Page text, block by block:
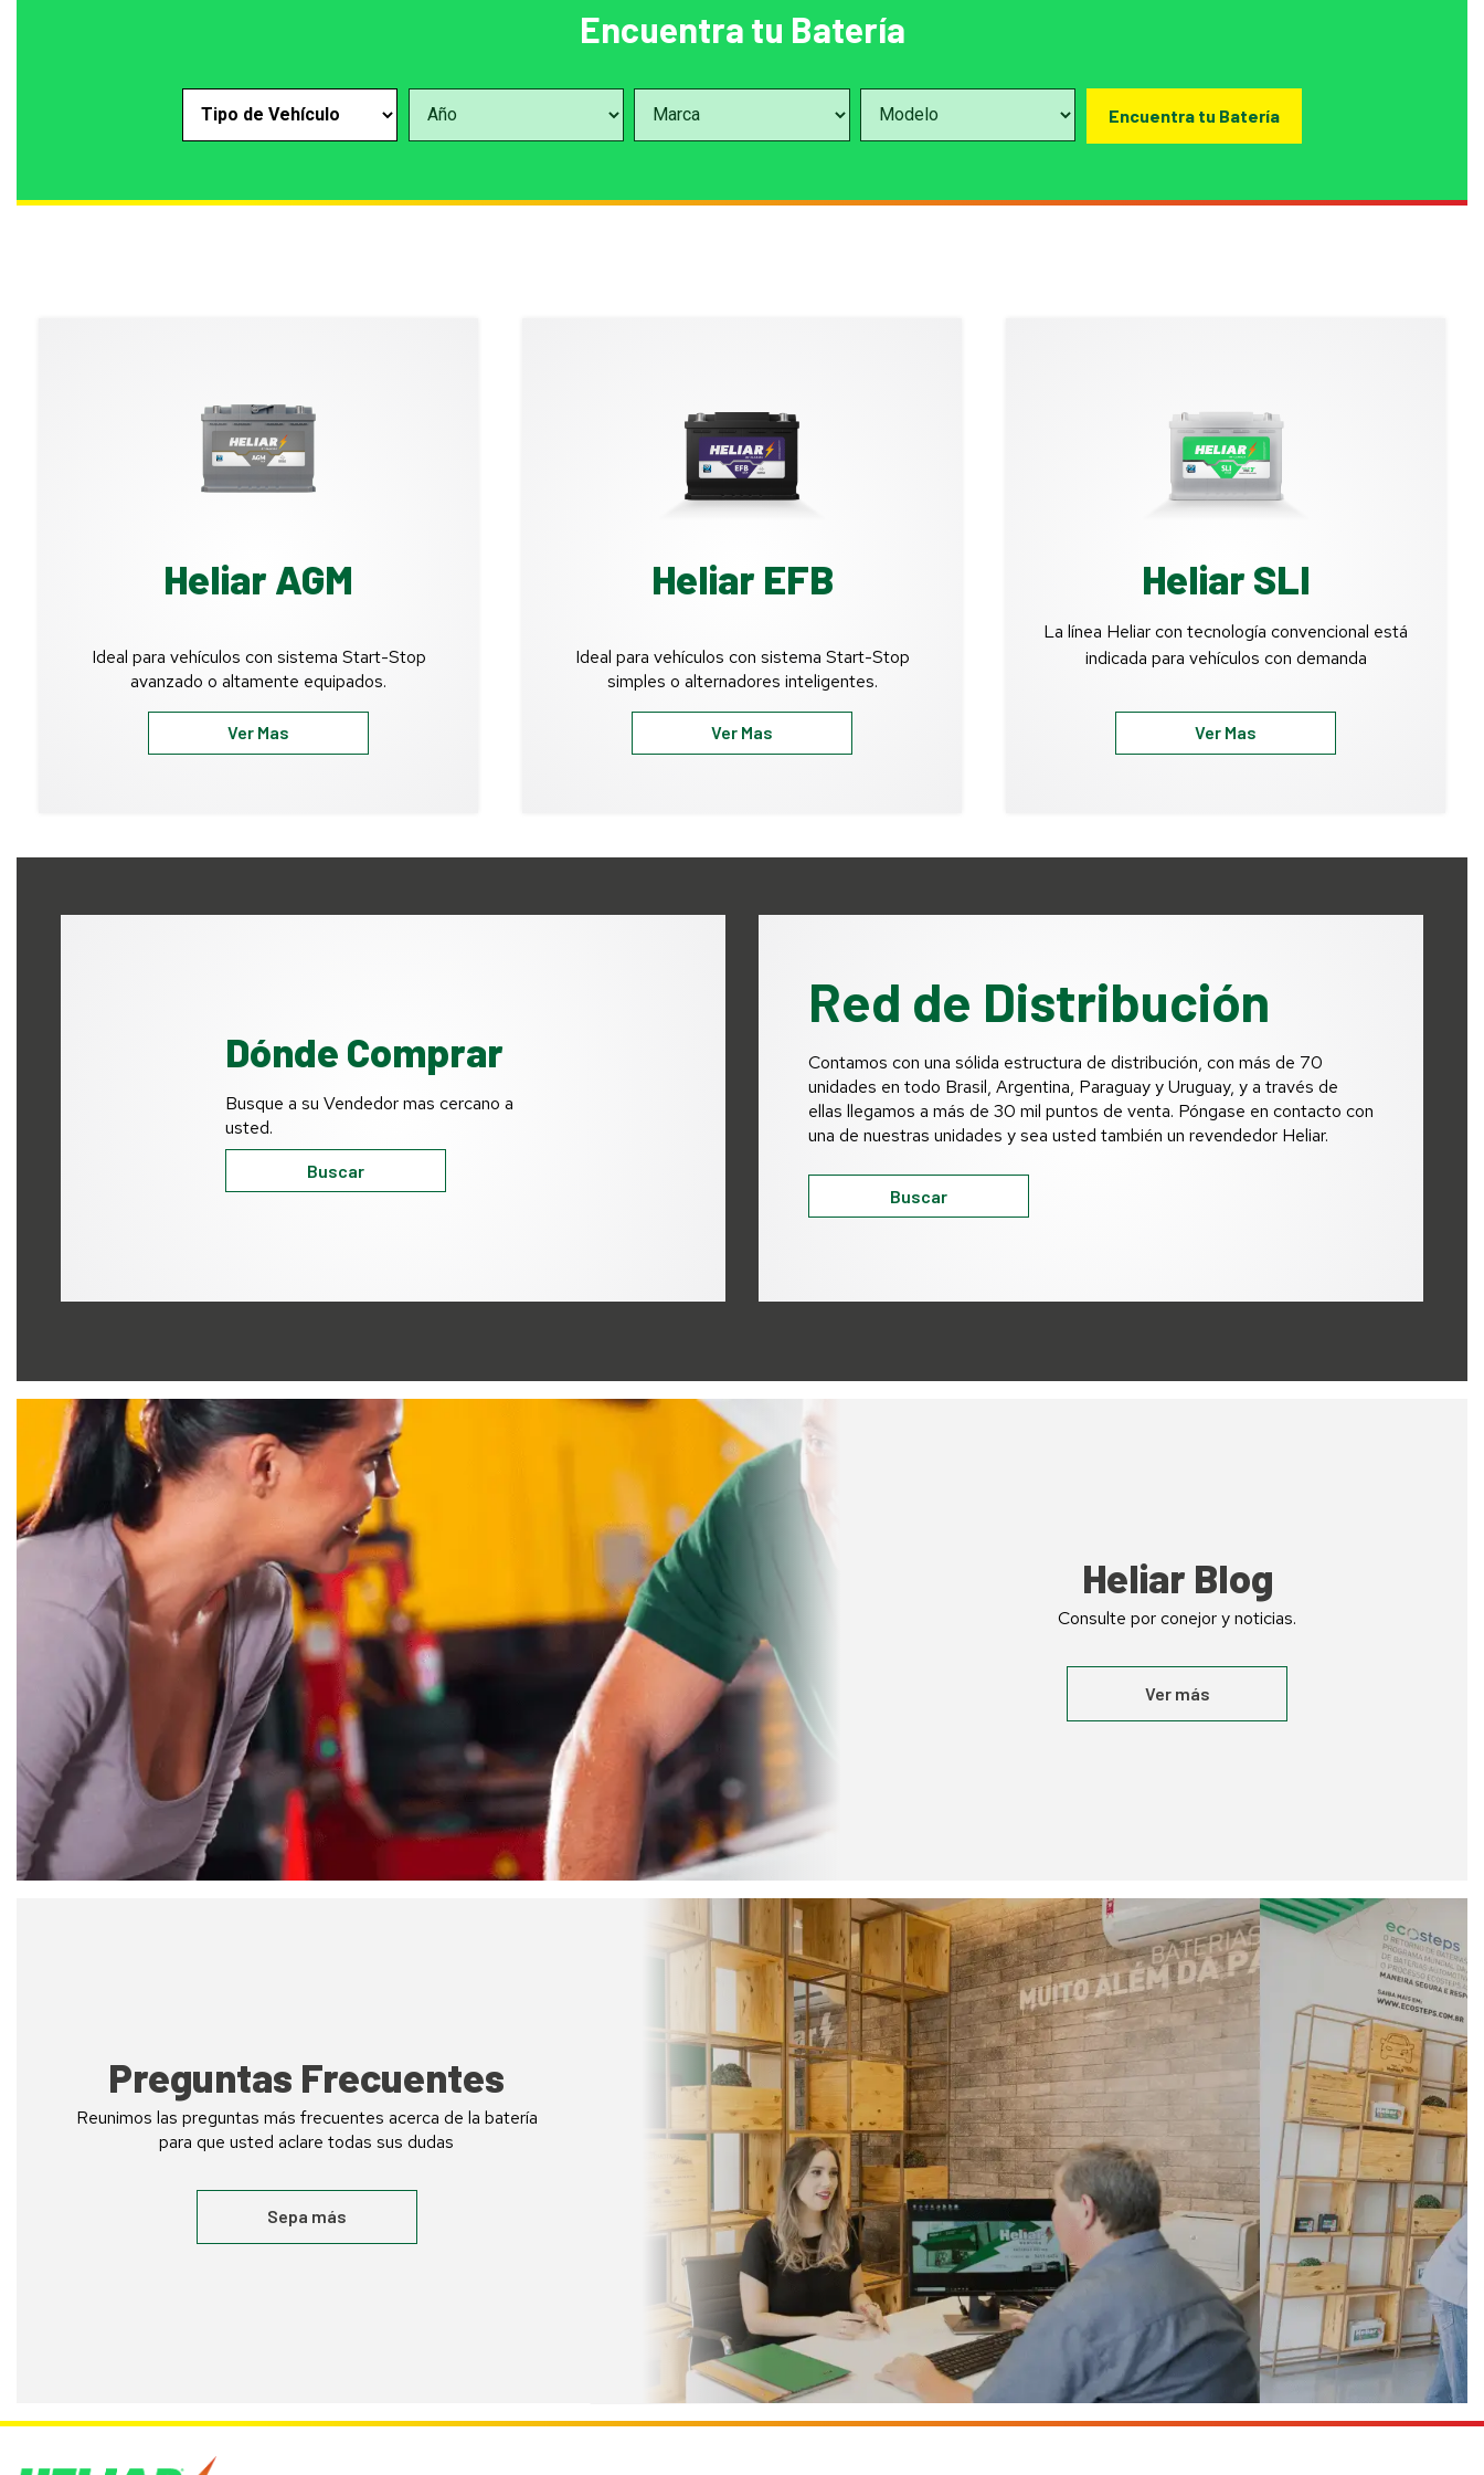
Encuentra tu Batería
Encuentra tu Batería
Heliar AGM
Ideal para vehículos con sistema Start-Stop
avanzado o altamente equipados.
Ver Mas
Heliar EFB
Ideal para vehículos con sistema Start-Stop
simples o alternadores inteligentes.
Ver Mas
Heliar SLI
La línea Heliar con tecnología convencional está
indicada para vehículos con demanda
Ver Mas
Dónde Comprar
Busque a su Vendedor mas cercano a
usted.
Buscar
Red de Distribución
Contamos con una sólida estructura de distribución, con más de 70
unidades en todo Brasil, Argentina, Paraguay y Uruguay, y a través de
ellas llegamos a más de 30 mil puntos de venta. Póngase en contacto con
una de nuestras unidades y sea usted también un revendedor Heliar.
Buscar
Service
Heliar Blog
Consulte por conejor y noticias.
Ver más
Preguntas Frecuentes
Reunimos las preguntas más frecuentes acerca de la batería
para que usted aclare todas sus dudas
Sepa más